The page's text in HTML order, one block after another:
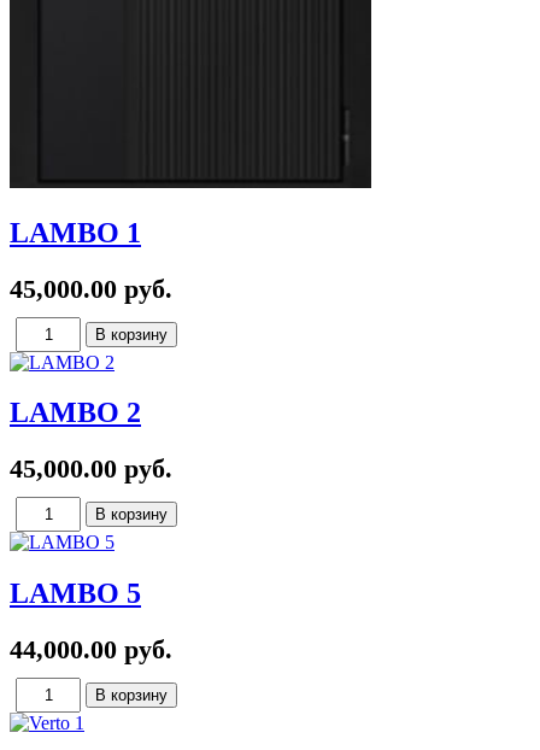
LAMBO 1
45,000.00 руб.
LAMBO 2
45,000.00 руб.
LAMBO 5
44,000.00 руб.